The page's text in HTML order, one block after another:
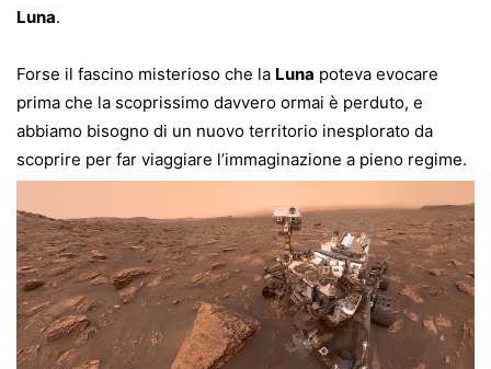
Luna.
Forse il fascino misterioso che la Luna poteva evocare
prima che la scoprissimo davvero ormai è perduto, e
abbiamo bisogno di un nuovo territorio inesplorato da
scoprire per far viaggiare l’immaginazione a pieno regime.